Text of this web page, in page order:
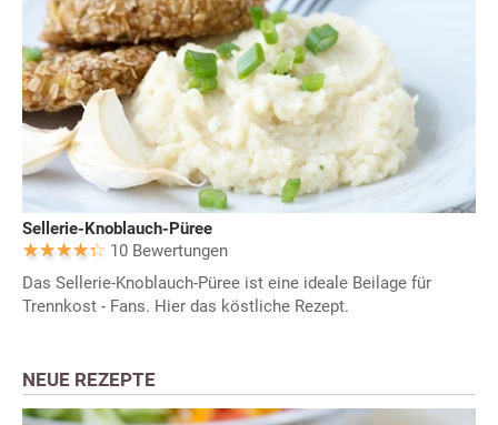
Sellerie-Knoblauch-Püree
10 Bewertungen
Das Sellerie-Knoblauch-Püree ist eine ideale Beilage für
Trennkost - Fans. Hier das köstliche Rezept.
NEUE REZEPTE